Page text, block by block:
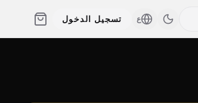
ع تسجيل الدخول